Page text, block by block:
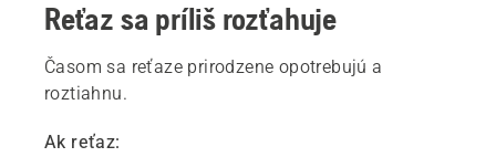
Reťaz sa príliš rozťahuje
Časom sa reťaze prirodzene opotrebujú a
roztiahnu.
Ak reťaz: